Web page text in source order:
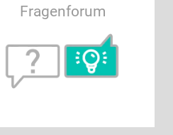
Fragenforum